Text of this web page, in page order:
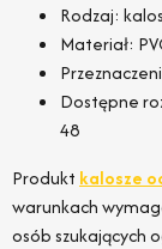
Rodzaj:
Materiał:
Dostępne
48
Produkt kalosze
warunkach
osób szukających